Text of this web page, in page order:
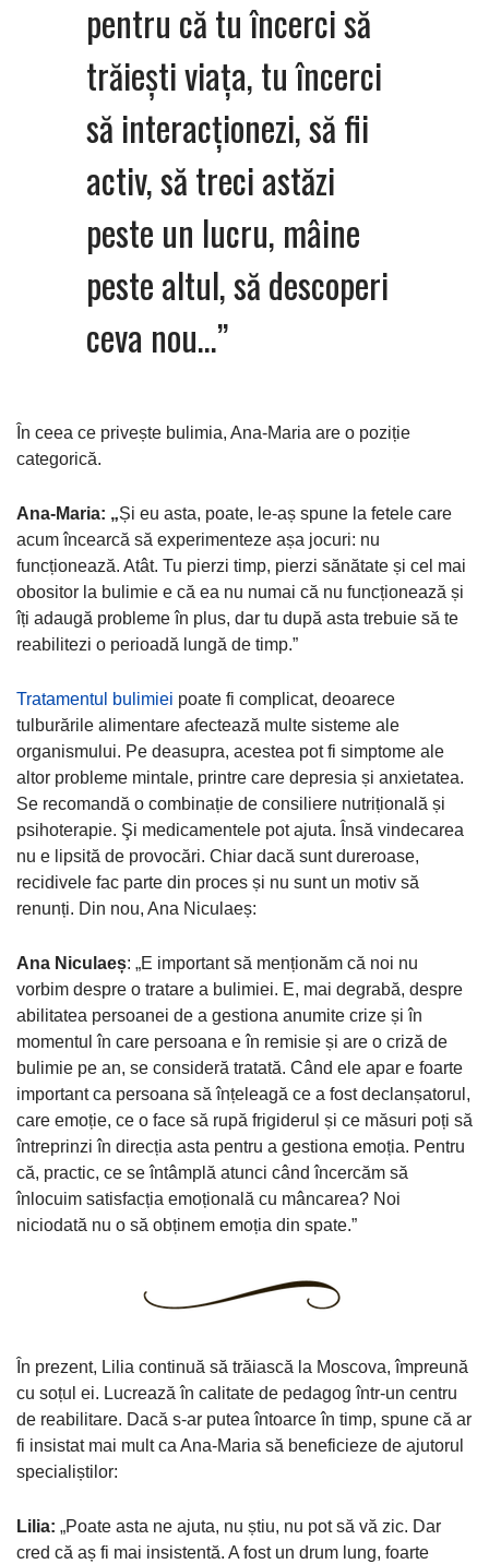
pentru că tu încerci să
trăiești viața, tu încerci
să interacționezi, să fii
activ, să treci astăzi
peste un lucru, mâine
peste altul, să descoperi
ceva nou…”
În ceea ce privește bulimia, Ana-Maria are o poziție
categorică.
Ana-Maria: „Și eu asta, poate, le-aș spune la fetele care
acum încearcă să experimenteze așa jocuri: nu
funcționează. Atât. Tu pierzi timp, pierzi sănătate și cel mai
obositor la bulimie e că ea nu numai că nu funcționează și
îți adaugă probleme în plus, dar tu după asta trebuie să te
reabilitezi o perioadă lungă de timp.”
Tratamentul bulimiei poate fi complicat, deoarece
tulburările alimentare afectează multe sisteme ale
organismului. Pe deasupra, acestea pot fi simptome ale
altor probleme mintale, printre care depresia și anxietatea.
Se recomandă o combinație de consiliere nutrițională și
psihoterapie. Şi medicamentele pot ajuta. Însă vindecarea
nu e lipsită de provocări. Chiar dacă sunt dureroase,
recidivele fac parte din proces și nu sunt un motiv să
renunți. Din nou, Ana Niculaeș:
Ana Niculaeș: „E important să menționăm că noi nu
vorbim despre o tratare a bulimiei. E, mai degrabă, despre
abilitatea persoanei de a gestiona anumite crize și în
momentul în care persoana e în remisie și are o criză de
bulimie pe an, se consideră tratată. Când ele apar e foarte
important ca persoana să înțeleagă ce a fost declanșatorul,
care emoție, ce o face să rupă frigiderul și ce măsuri poți să
întreprinzi în direcția asta pentru a gestiona emoția. Pentru
că, practic, ce se întâmplă atunci când încercăm să
înlocuim satisfacția emoțională cu mâncarea? Noi
niciodată nu o să obținem emoția din spate.”
În prezent, Lilia continuă să trăiască la Moscova, împreună
cu soțul ei. Lucrează în calitate de pedagog într-un centru
de reabilitare. Dacă s-ar putea întoarce în timp, spune că ar
fi insistat mai mult ca Ana-Maria să beneficieze de ajutorul
specialiștilor:
Lilia: „Poate asta ne ajuta, nu știu, nu pot să vă zic. Dar
cred că aș fi mai insistentă. A fost un drum lung, foarte